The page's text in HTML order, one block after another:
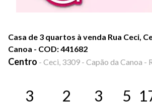
Casa de 3 quartos à venda Rua Ceci,
Canoa - COD: 441682
Centro - Ceci, 3309 - Capão da Canoa -
3 2 3 5